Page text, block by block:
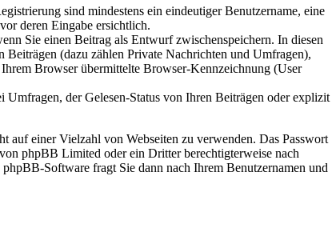
sind mindestens ein eindeutiger Benutzername, eine
deren Eingabe ersichtlich.
Sie einen Beitrag als Entwurf zwischenspeichern. In diesen
(dazu zählen Private Nachrichten und Umfragen),
Browser übermittelte Browser-Kennzeichnung (User
der Gelesen-Status von Ihren Beiträgen oder explizit
auf einer Vielzahl von Webseiten zu verwenden. Das Passwort
phpBB Limited oder ein Dritter berechtigterweise nach
Software fragt Sie dann nach Ihrem Benutzernamen und